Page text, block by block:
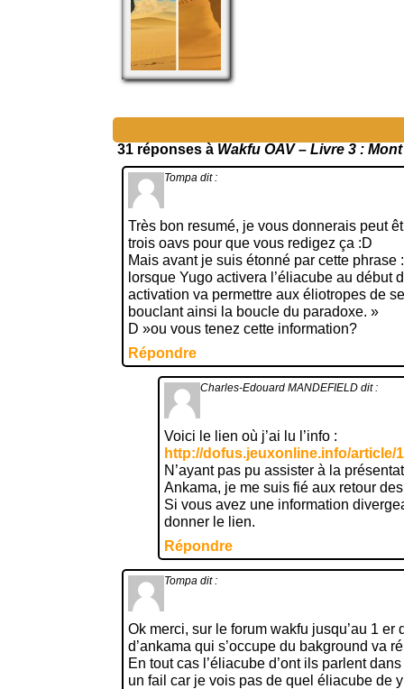
31 réponses à Wakfu OAV – Livre 3 :
Tompa dit :
Très bon resumé, je vous donnerais peut
trois oavs pour que vous redigez ça :D
Mais avant je suis étonné par cette phrase
lorsque Yugo activera l’éliacube au début
activation va permettre aux éliotropes de
bouclant ainsi la boucle du paradoxe. »
D »ou vous tenez cette information?
Répondre
Charles-Edouard MANDEFIELD dit :
Voici le lien où j’ai lu l’info :
http://dofus.jeuxonline.info/article/
N’ayant pas pu assister à la
Ankama, je me suis fié aux retour
Si vous avez une information
donner le lien.
Répondre
Tompa dit :
Ok merci, sur le forum wakfu jusqu’au 1 er
d’ankama qui s’occupe du bakground va
En tout cas l’éliacube d’ont ils parlent
un fail car je vois pas de quel éliacube de